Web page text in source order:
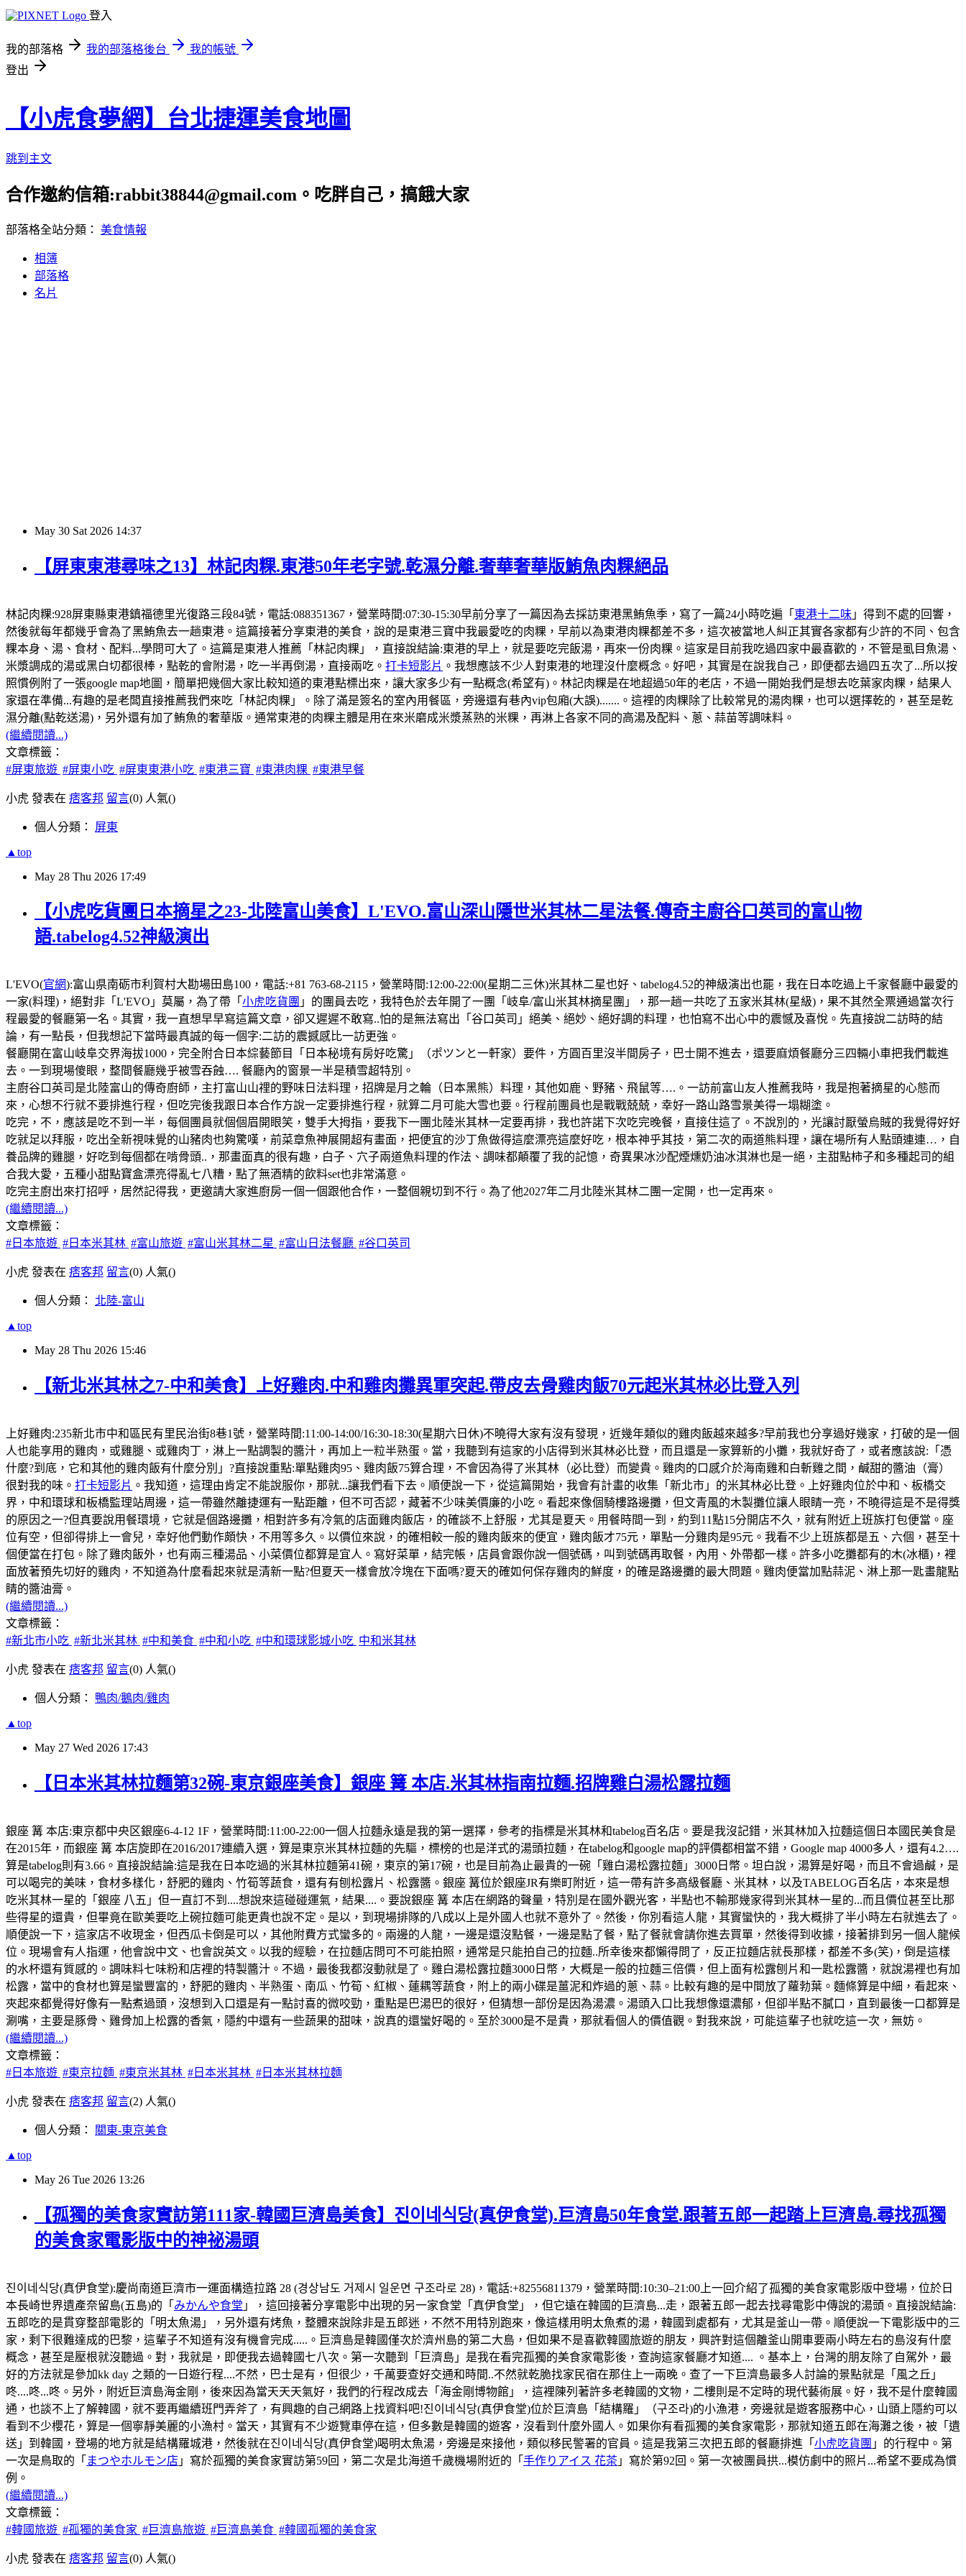
登入
我的部落格 我的部落格後台
我的帳號
登出
【小虎食夢網】台北捷運美食地圖
跳到主文
合作邀約信箱:rabbit38844@gmail.com。吃胖自己，搞餓大家
部落格全站分類： 美食情報
相簿
部落格
名片
May 30 Sat 2026 14:37
【屏東東港尋味之13】林記肉粿.東港50年老字號.乾濕分離.奢華奢華版鮪魚肉粿絕品
林記肉粿:928屏東縣東港鎮福德里光復路三段84號，電話:088351367，營業時間:07:30-15:30早前分享了一篇因為去採訪東港黑鮪魚季，寫了一篇24小時吃遍「 東港十二味 」得到不處的回響，
然後就每年都幾乎會為了黑鮪魚去一趟東港。這篇接著分享東港的美食，說的是東港三寶中我最愛吃的肉粿，早前以為東港肉粿都差不多，這次被當地人糾正其實各家都有少許的不同、包含
粿本身、湯、食材、配料...學問可大了。這篇是東港人推薦「林記肉粿」，直接說結論:東港的早上，就是要吃完飯湯，再來一份肉粿。這家是目前我吃過四家中最喜歡的，不管是虱目魚湯、
米漿調成的湯或黑白切都很棒，點乾的會附湯，吃一半再倒湯，直接兩吃。 打卡短影片 。我想應該不少人對東港的地理沒什麼概念。好吧，其實是在說我自己，即便都去過四五次了...所以按
照慣例附了一張google map地圖，簡單把幾個大家比較知道的東港點標出來，讓大家多少有一點概念(希望有)。林記肉粿是在地超過50年的老店，不過一開始我們是想去吃葉家肉粿，結果人
家還在準備...有趣的是老闆直接推薦我們來吃「林記肉粿」。除了滿是簽名的室內用餐區，旁邊還有巷內vip包廂(大誤).......。這裡的肉粿除了比較常見的湯肉粿，也可以選擇乾的，甚至是乾
濕分離(點乾送湯)，另外還有加了鮪魚的奢華版。通常東港的肉粿主體是用在來米磨成米漿蒸熟的米粿，再淋上各家不同的高湯及配料、蔥、蒜苗等調味料。
(繼續閱讀...)
文章標籤：
#屏東旅遊 #屏東小吃 #屏東東港小吃 #東港三寶 #東港肉粿 #東港早餐
小虎 發表在 痞客邦 留言(0) 人氣()
個人分類： 屏東
▲top
May 28 Thu 2026 17:49
【小虎吃貨團日本摘星之23-北陸富山美食】L'EVO.富山深山隱世米其林二星法餐.傳奇主廚谷口英司的富山物
語.tabelog4.52神級演出
L'EVO(官網):富山県南砺市利賀村大勘場田島100，電話:+81 763-68-2115，營業時間:12:00-22:00(星期二三休)米其林二星也好、tabelog4.52的神級演出也罷，我在日本吃過上千家餐廳中最愛的
一家(料理)，絕對非「L'EVO」莫屬，為了帶「 小虎吃貨團 」的團員去吃，我特色於去年開了一團「岐阜/富山米其林摘星團」，那一趟一共吃了五家米其林(星級)，果不其然全票通過當次行
程最愛的餐廳第一名。其實，我一直想早早寫這篇文章，卻又遲遲不敢寫..怕的是無法寫出「谷口英司」絕美、絕妙、絕好調的料理，也怕寫不出心中的震憾及喜悅。先直接說二訪時的結
論，有一點長，但我想記下當時最真誠的每一個字:二訪的震撼感比一訪更強。
餐廳開在富山岐阜交界海拔1000，完全附合日本綜藝節目「日本秘境有房好吃驚」（ポツンと一軒家）要件，方圓百里沒半間房子，巴士開不進去，還要麻煩餐廳分三四輛小車把我們載進
去。一到現場傻眼，整間餐廳幾乎被雪吞蝕…. 餐廳內的窗景一半是積雪超特別。
主廚谷口英司是北陸富山的傳奇廚師，主打富山山𥚃的野味日法料理，招牌是月之輪（日本黑熊）料理，其他如鹿、野豬、飛鼠等….。一訪前富山友人推薦我時，我是抱著摘星的心態而
來，心想不行就不要排進行程，但吃完後我跟日本合作方說一定要排進行程，就算二月可能大雪也要。行程前團員也是戰戰兢兢，幸好一路山路雪景美得一塌糊塗。
吃完，不，應該是吃不到一半，每個團員就個個眉開眼笑，雙手大拇指，要我下一團北陸米其林一定要再排，我也許諾下次吃完晚餐，直接住這了。不說別的，光讓討厭螢烏賊的我覺得好好
吃就足以拜服，吃出全新視味覺的山豬肉也夠驚嘆，前菜章魚神展開超有畫面，把便宜的沙丁魚做得這麼漂亮這麼好吃，根本神乎其技，第二次的兩道熊料理，讓在場所有人點頭連連…，自
養品牌的雞腿，好吃到每個都在啃骨頭..，那畫面真的很有趣，白子、穴子兩道魚料理的作法、調味都顛覆了我的記憶，奇異果冰沙配煙燻奶油冰淇淋也是一絕，主甜點柿子和多種起司的組
合我大愛，五種小甜點寶盒漂亮得亂七八糟，點了無酒精的飲料set也非常滿意。
吃完主廚出來打招呼，居然記得我，更邀請大家進廚房一個一個跟他合作，一整個親切到不行。為了他2027年二月北陸米其林二團一定開，也一定再來。
(繼續閱讀...)
文章標籤：
#日本旅遊 #日本米其林 #富山旅遊 #富山米其林二星 #富山日法餐廳 #谷口英司
小虎 發表在 痞客邦 留言(0) 人氣()
個人分類： 北陸-富山
▲top
May 28 Thu 2026 15:46
【新北米其林之7-中和美食】上好雞肉.中和雞肉攤異軍突起.帶皮去骨雞肉飯70元起米其林必比登入列
上好雞肉:235新北市中和區民有里民治街8巷1號，營業時間:11:00-14:00/16:30-18:30(星期六日休)不曉得大家有沒有發現，近幾年類似的雞肉飯越來越多?早前我也分享過好幾家，打破的是一個
人也能享用的雞肉，或雞腿、或雞肉丁，淋上一點調製的醬汁，再加上一粒半熟蛋。當，我聽到有這家的小店得到米其林必比登，而且還是一家算新的小攤，我就好奇了，或者應該說:「憑
什麼?到底，它和其他的雞肉飯有什麼分別」?直接說重點:單點雞肉95、雞肉飯75算合理，不會因為得了米其林（必比登）而變貴。雞肉的口感介於海南雞和白斬雞之間，鹹甜的醬油（膏）
很對我的味。 打卡短影片 。我知道，這理由肯定不能說服你，那就...讓我們看下去。順便說一下，從這篇開始，我會有計畫的收集「新北市」的米其林必比登。上好雞肉位於中和、板橋交
界，中和環球和板橋監理站周邊，這一帶雖然離捷運有一點距離，但不可否認，藏著不少味美價廉的小吃。看起來像個騎樓路邊攤，但文青風的木製攤位讓人眼睛一亮，不曉得這是不是得獎
的原因之一?但真要說用餐環境，它就是個路邊攤，相對許多有冷氣的店面雞肉飯店，的確談不上舒服，尤其是夏天。用餐時間一到，約到11點15分開店不久，就有附近上班族打包便當。座
位有空，但卻得排上一會兒，幸好他們動作頗快，不用等多久。以價位來說，的確相較一般的雞肉飯來的便宜，雞肉飯才75元，單點一分雞肉是95元。我看不少上班族都是五、六個，甚至十
個便當在打包。除了雞肉飯外，也有兩三種湯品、小菜價位都算是宜人。寫好菜單，結完帳，店員會跟你說一個號碼，叫到號碼再取餐，內用、外帶都一樣。許多小吃攤都有的木(冰櫃)，裡
面放著預先切好的雞肉，不知道為什麼看起來就是清新一點?但夏天一樣會放冷塊在下面嗎?夏天的確如何保存雞肉的鮮度，的確是路邊攤的最大問題。雞肉便當加點蒜泥、淋上那一匙畫龍點
睛的醬油膏。
(繼續閱讀...)
文章標籤：
#新北市小吃 #新北米其林 #中和美食 #中和小吃 #中和環球影城小吃 中和米其林
小虎 發表在 痞客邦 留言(0) 人氣()
個人分類： 鴨肉/鵝肉/雞肉
▲top
May 27 Wed 2026 17:43
【日本米其林拉麵第32碗-東京銀座美食】銀座 篝 本店.米其林指南拉麵.招牌雞白湯松露拉麵
銀座 篝 本店:東京都中央区銀座6-4-12 1F，營業時間:11:00-22:00一個人拉麵永遠是我的第一選擇，參考的指標是米其林和tabelog百名店。要是我沒記錯，米其林加入拉麵這個日本國民美食是
在2015年，而銀座 篝 本店旋即在2016/2017連續入選，算是東京米其林拉麵的先驅，標榜的也是洋式的湯頭拉麵，在tabelog和google map的評價都相當不錯，Google map 4000多人，還有4.2….
算是tabelog則有3.66。直接說結論:這是我在日本吃過的米其林拉麵第41碗，東京的第17碗，也是目前為止最貴的一碗「雞白湯松露拉麵」3000日幣。坦白說，湯算是好喝，而且不會過鹹，是
可以喝完的美味，食材多樣化，舒肥的雞肉、竹筍等蔬食，還有有刨松露片、松露醬。銀座 篝位於銀座JR有樂町附近，這一帶有許多高級餐廳、米其林，以及TABELOG百名店，本來是想
吃米其林一星的「銀座 八五」但一直訂不到....想說來這碰碰運氣，結果....。要說銀座 篝 本店在網路的聲量，特別是在國外觀光客，半點也不輸那幾家得到米其林一星的...而且價位甚至比那
些得星的還貴，但畢竟在歐美要吃上碗拉麵可能更貴也說不定。是以，到現場排隊的八成以上是外國人也就不意外了。然後，你別看這人龍，其實蠻快的，我大概排了半小時左右就進去了。
順便說一下，這家店不收現金，但西瓜卡倒是可以，其他附費方式蠻多的。兩邊的人龍，一邊是還沒點餐，一邊是點了餐，點了餐就會請你進去買單，然後得到收據，接著排到另一個人龍候
位。現場會有人指運，他會說中文、也會說英文。以我的經驗，在拉麵店問可不可能拍照，通常是只能拍自己的拉麵..所幸後來都懶得問了，反正拉麵店就長那樣，都差不多(笑)，倒是這樣
的水杯還有質感的。調味料七味粉和店裡的特製醬汁。不過，最後我都沒動就是了。雞白湯松露拉麵3000日幣，大概是一般的拉麵三倍價，但上面有松露刨片和一匙松露醬，就說湯裡也有加
松露，當中的食材也算是蠻豐富的，舒肥的雞肉、半熟蛋、南瓜、竹筍、紅椒、蓮耦等蔬食，附上的兩小碟是薑泥和炸過的蔥、蒜。比較有趣的是中間放了蘿勃葉。麵條算是中細，看起來、
夾起來都覺得好像有一點煮過頭，沒想到入口還是有一點討喜的微咬勁，重點是巴湯巴的很好，但猜想一部份是因為湯濃。湯頭入口比我想像還濃郁，但卻半點不膩口，直到最後一口都算是
涮嘴，主要是豚骨、雞骨加上松露的香氣，隱約中還有一些蔬果的甜味，說真的還蠻好喝的。至於3000是不是貴，那就看個人的價值觀。對我來說，可能這輩子也就吃這一次，無妨。
(繼續閱讀...)
文章標籤：
#日本旅遊 #東京拉麵 #東京米其林 #日本米其林 #日本米其林拉麵
小虎 發表在 痞客邦 留言(2) 人氣()
個人分類： 關東-東京美食
▲top
May 26 Tue 2026 13:26
【孤獨的美食家實訪第111家-韓國巨濟島美食】진이네식당(真伊食堂).巨濟島50年食堂.跟著五郎一起踏上巨濟島.尋找孤獨
的美食家電影版中的神祕湯頭
진이네식당(真伊食堂):慶尚南道巨濟市一運面構造拉路 28 (경상남도 거제시 일운면 구조라로 28)，電話:+82556811379，營業時間:10:30–21:00上一回介紹了孤獨的美食家電影版中登場，位於日
本長崎世界遺產奈留島(五島)的「 みかんや食堂 」，這回接著分享電影中出現的另一家食堂「真伊食堂」，但它遠在韓國的巨濟島...走，跟著五郎一起去找尋電影中傳說的湯頭。直接說結論:
五郎吃的是貫穿整部電影的「明太魚湯」，另外還有烤魚，整體來說除非是五郎迷，不然不用特別跑來，像這樣用明太魚煮的湯，韓國到處都有，尤其是釜山一帶。順便說一下電影版中的三
家，剩下很難達成的巴黎，這輩子不知道有沒有機會完成.....。巨濟島是韓國僅次於濟州島的第二大島，但如果不是喜歡韓國旅遊的朋友，興許對這個離釜山開車要兩小時左右的島沒有什麼
概念，甚至是壓根就沒聽過。對，我就是，即便我去過韓國七八次。第一次聽到「巨濟島」是我在看完孤獨的美食家電影後，查詢這家餐廳才知道.... 。基本上，台灣的朋友除了自駕外，最
好的方法就是參加kk day 之類的一日遊行程....不然，巴士是有，但很少，千萬要查好交通和時間..不然就乾脆找家民宿在那住上一兩晚。查了一下巨濟島最多人討論的景點就是「風之丘」
咚....咚...咚。另外，附近巨濟島海金剛，後來因為當天天天氣好，我們的行程改成去「海金剛博物館」，這裡陳列著許多老韓國的文物，二樓則是不定時的現代藝術展。好，我不是什麼韓國
通，也談不上了解韓國，就不要再繼續班門弄斧了，有興趣的自己網路上找資料吧!진이네식당(真伊食堂)位於巨濟島「結構羅」（구조라)的小漁港，旁邊就是遊客服務中心，山頭上隱約可以
看到不少櫻花，算是一個寧靜美麗的小漁村。當天，其實有不少遊覽車停在這，但多數是韓國的遊客，沒看到什麼外國人。如果你有看孤獨的美食家電影，那就知道五郎在海灘之後，被「遺
送」到韓國，登場的地方就是結構羅城港，然後就在진이네식당(真伊食堂)喝明太魚湯，旁邊是來接他，類似移民警署的官員。這是我第三次把五郎的餐廳排進「 小虎吃貨團 」的行程中。第
一次是鳥取的「 まつやホルモン店 」寫於孤獨的美食家實訪第59回，第二次是北海道千歲機場附近的「 手作りアイス 花茶 」寫於第92回。第一次被團員拱...模仿劇中的照片...希望不要成為慣
例。
(繼續閱讀...)
文章標籤：
#韓國旅遊 #孤獨的美食家 #巨濟島旅遊 #巨濟島美食 #韓國孤獨的美食家
小虎 發表在 痞客邦 留言(0) 人氣()